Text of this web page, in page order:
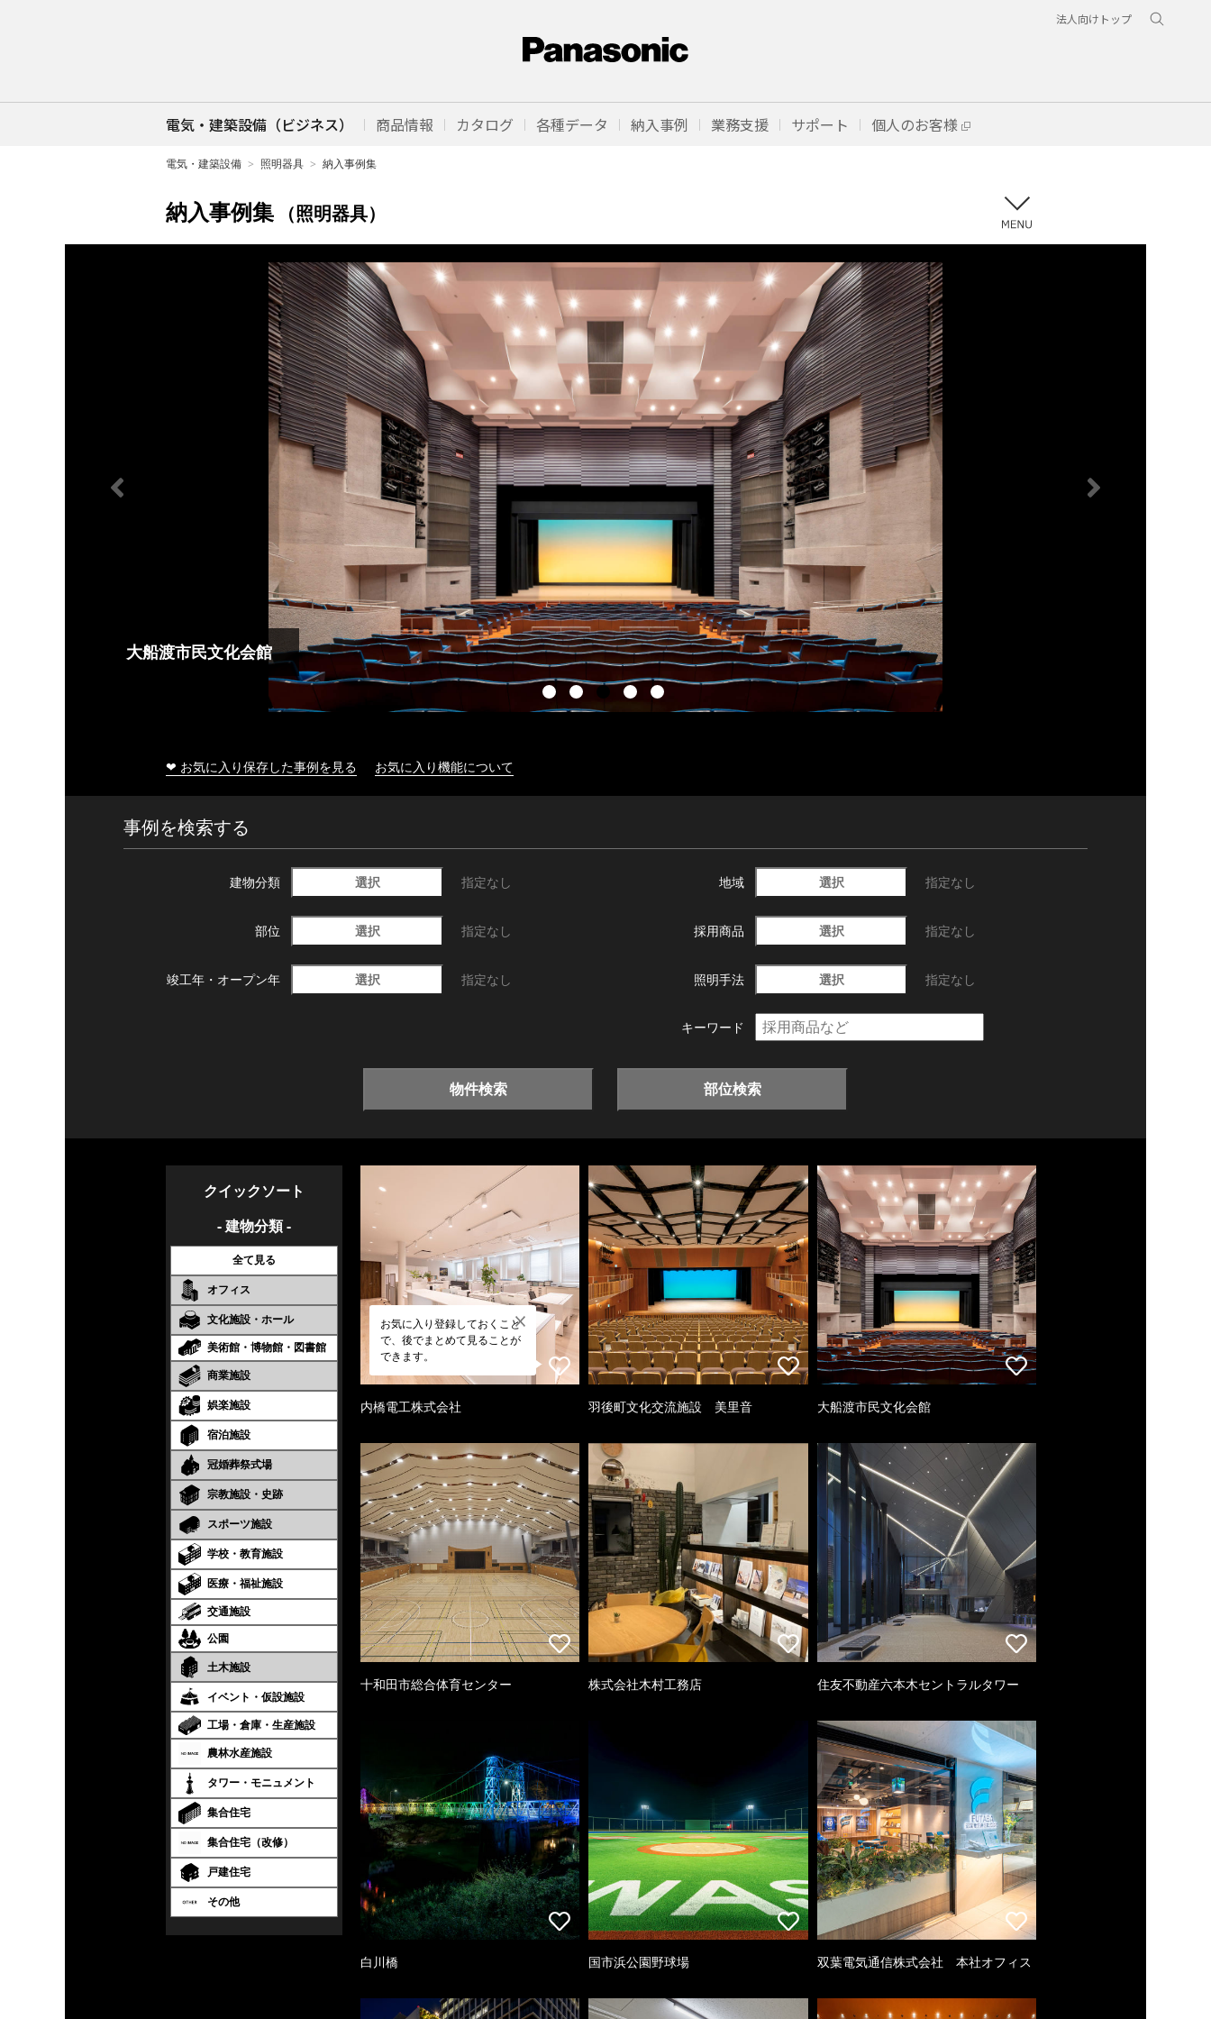
法人向けトップ
電気・建築設備（ビジネス） 商品情報 カタログ 各種データ 納入事例 業務支援 サポート 個人のお客様
電気・建築設備 照明器具 納入事例集
納入事例集 （照明器具）
大船渡市民文化会館
❤ お気に入り保存した事例を見る お気に入り機能について
事例を検索する
建物分類 選択 指定なし 地域 選択 指定なし
部位 選択 指定なし 採用商品 選択 指定なし
竣工年・ オープン年 選択 指定なし 照明手法 選択 指定なし
キーワード
物件検索 部位検索
クイックソート
- 建物分類 -
全て見る
オフィス
文化施設・ホール
美術館・博物館・図書館
商業施設
娯楽施設
宿泊施設
冠婚葬祭式場
宗教施設・史跡
スポーツ施設
学校・教育施設
医療・福祉施設
交通施設
公園
土木施設
イベント・仮設施設
工場・倉庫・生産施設
農林水産施設
タワー・モニュメント
集合住宅
集合住宅（改修）
戸建住宅
その他
お気に入り登録しておくこと
で、後でまとめて見ることが
できます。
内橋電工株式会社 羽後町文化交流施設 美里音 大船渡市民文化会館
十和田市総合体育センター 株式会社木村工務店 住友不動産六本木セントラルタワー
白川橋 国市浜公園野球場 双葉電気通信株式会社 本社オフィス